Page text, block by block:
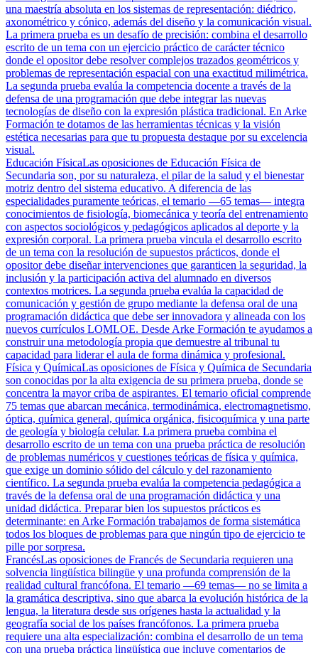
una maestría absoluta en los sistemas de representación: diédrico,
axonométrico y cónico, además del diseño y la comunicación visual.
La primera prueba es un desafío de precisión: combina el desarrollo
escrito de un tema con un ejercicio práctico de carácter técnico
donde el opositor debe resolver complejos trazados geométricos y
problemas de representación espacial con una exactitud milimétrica.
La segunda prueba evalúa la competencia docente a través de la
defensa de una programación que debe integrar las nuevas
tecnologías de diseño con la expresión plástica tradicional. En Arke
Formación te dotamos de las herramientas técnicas y la visión
estética necesarias para que tu propuesta destaque por su excelencia
visual.
Educación FísicaLas oposiciones de Educación Física de
Secundaria son, por su naturaleza, el pilar de la salud y el bienestar
motriz dentro del sistema educativo. A diferencia de las
especialidades puramente teóricas, el temario —65 temas— integra
conocimientos de fisiología, biomecánica y teoría del entrenamiento
con aspectos sociológicos y pedagógicos aplicados al deporte y la
expresión corporal. La primera prueba vincula el desarrollo escrito
de un tema con la resolución de supuestos prácticos, donde el
opositor debe diseñar intervenciones que garanticen la seguridad, la
inclusión y la participación activa del alumnado en diversos
contextos motrices. La segunda prueba evalúa la capacidad de
comunicación y gestión de grupo mediante la defensa oral de una
programación didáctica que debe ser innovadora y alineada con los
nuevos currículos LOMLOE. Desde Arke Formación te ayudamos a
construir una metodología propia que demuestre al tribunal tu
capacidad para liderar el aula de forma dinámica y profesional.
Física y QuímicaLas oposiciones de Física y Química de Secundaria
son conocidas por la alta exigencia de su primera prueba, donde se
concentra la mayor criba de aspirantes. El temario oficial comprende
75 temas que abarcan mecánica, termodinámica, electromagnetismo,
óptica, química general, química orgánica, fisicoquímica y una parte
de geología y biología celular. La primera prueba combina el
desarrollo escrito de un tema con una prueba práctica de resolución
de problemas numéricos y cuestiones teóricas de física y química,
que exige un dominio sólido del cálculo y del razonamiento
científico. La segunda prueba evalúa la competencia pedagógica a
través de la defensa oral de una programación didáctica y una
unidad didáctica. Preparar bien los supuestos prácticos es
determinante: en Arke Formación trabajamos de forma sistemática
todos los bloques de problemas para que ningún tipo de ejercicio te
pille por sorpresa.
FrancésLas oposiciones de Francés de Secundaria requieren una
solvencia lingüística bilingüe y una profunda comprensión de la
realidad cultural francófona. El temario —69 temas— no se limita a
la gramática descriptiva, sino que abarca la evolución histórica de la
lengua, la literatura desde sus orígenes hasta la actualidad y la
geografía social de los países francófonos. La primera prueba
requiere una alta especialización: combina el desarrollo de un tema
con una prueba práctica lingüística que incluye comentarios de